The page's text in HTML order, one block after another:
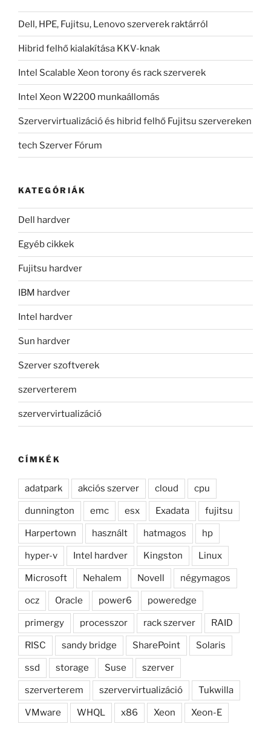
Dell, HPE, Fujitsu, Lenovo szerverek raktárról
Hibrid felhő kialakítása KKV-knak
Intel Scalable Xeon torony és rack szerverek
Intel Xeon W2200 munkaállomás
Szervervirtualizáció és hibrid felhő Fujitsu szervereken
tech Szerver Fórum
KATEGÓRIÁK
Dell hardver
Egyéb cikkek
Fujitsu hardver
IBM hardver
Intel hardver
Sun hardver
Szerver szoftverek
szerverterem
szervervirtualizáció
CÍMKÉK
adatpark akciós szerver cloud cpu
dunnington emc esx Exadata fujitsu
Harpertown használt hatmagos hp
hyper-v Intel hardver Kingston Linux
Microsoft Nehalem Novell négymagos
ocz Oracle power6 poweredge
primergy processzor rack szerver RAID
RISC sandy bridge SharePoint Solaris
ssd storage Suse szerver
szerverterem szervervirtualizáció Tukwilla
VMware WHQL x86 Xeon Xeon-E